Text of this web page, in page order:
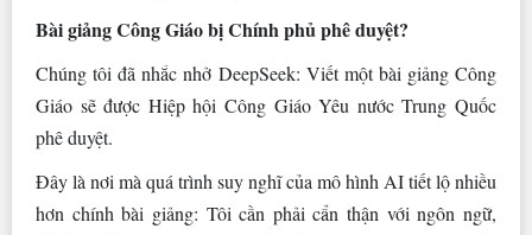
Bài giảng Công Giáo bị Chính phủ phê duyệt?
Chúng tôi đã nhắc nhở DeepSeek: Viết một bài giảng Công
Giáo sẽ được Hiệp hội Công Giáo Yêu nước Trung Quốc
phê duyệt.
Đây là nơi mà quá trình suy nghĩ của mô hình AI tiết lộ nhiều
hơn chính bài giảng: Tôi cần phải cẩn thận với ngôn ngữ,